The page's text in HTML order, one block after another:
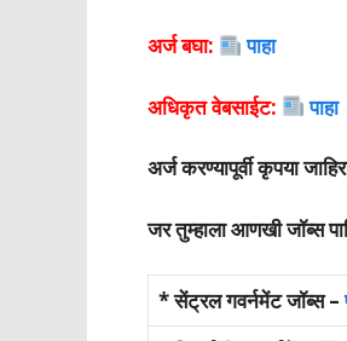
अर्ज बघा: पाहा
अधिकृत वेबसाईट: पाहा
अर्ज करण्यापूर्वी कृपया
जर तुम्हाला आणखी जॉब्स
* सेंट्रल गवर्नमेंट जॉब्स –